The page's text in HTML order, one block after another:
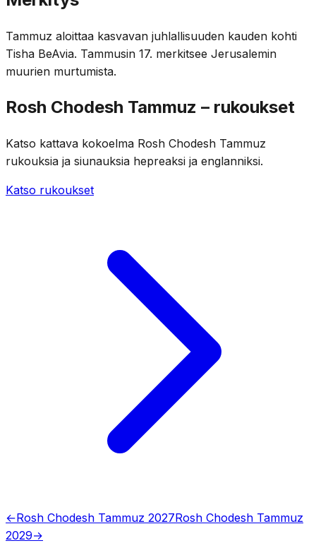
Tammuz aloittaa kasvavan juhlallisuuden kauden kohti
Tisha BeAvia. Tammusin 17. merkitsee Jerusalemin
muurien murtumista.
Rosh Chodesh Tammuz – rukoukset
Katso kattava kokoelma Rosh Chodesh Tammuz
rukouksia ja siunauksia hepreaksi ja englanniksi.
Katso rukoukset
←Rosh Chodesh Tammuz 2027Rosh Chodesh Tammuz
2029→